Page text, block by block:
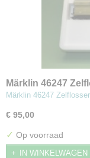
Märklin 46247
SCHAUFELE
Märklin 46247
€ 95,00
✓ Op voorraad
IN WINKELWAGEN